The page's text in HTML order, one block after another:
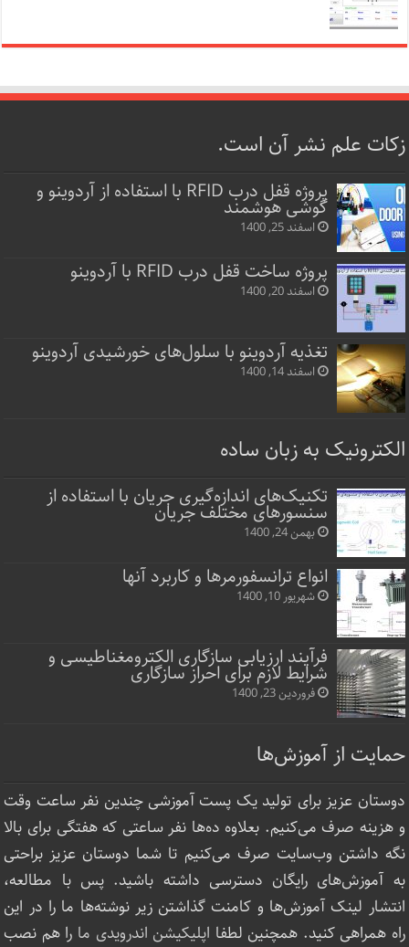
زکات علم نشر آن است.
پروژه قفل‌ درب RFID با استفاده از آردوینو و
گوشی هوشمند
اسفند 25, 1400
پروژه ساخت قفل‌ درب RFID با آردوینو
اسفند 20, 1400
تغذیه آردوینو با سلول‌های خورشیدی آردوینو
اسفند 14, 1400
الکترونیک به زبان ساده
تکنیک‌های اندازه‌گیری جریان با استفاده از
سنسورهای مختلف جریان
بهمن 24, 1400
انواع ترانسفورمرها و کاربرد آنها
شهریور 10, 1400
فرآیند ارزیابی سازگاری الکترومغناطیسی و
شرایط لازم برای احراز سازگاری
فروردین 23, 1400
حمایت از آموزش‌ها
دوستان عزیز برای تولید یک پست آموزشی چندین نفر ساعت‌ وقت
و هزینه صرف می‌کنیم. بعلاوه ده‌ها نفر ساعتی که هفتگی برای بالا
نگه داشتن وب‌سایت صرف ‌می‌کنیم تا شما دوستان عزیز براحتی
به آموزش‌های رایگان دسترسی داشته باشید. پس با مطالعه،
انتشار لینک‌ آموزش‌ها و کامنت گذاشتن زیر نوشته‌‌ها ما را در این
راه همراهی کنید. همچنین لطفا اپلیکیشن اندرویدی ما را هم نصب